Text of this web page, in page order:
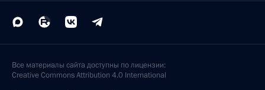
Все материалы сайта доступны по лицензии:
Creative Commons Attribution 4.0 International